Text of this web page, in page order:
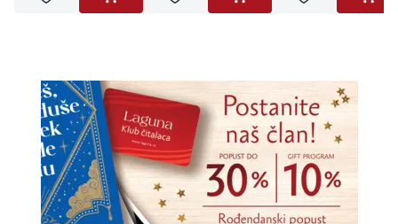
Dodaj u omiljeneDODAJ U KORPUDodaj u omiljeneDODAJ U KORPU
Dodaj u